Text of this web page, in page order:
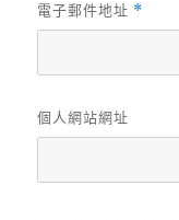
電子郵件地址 *
個人網站網址